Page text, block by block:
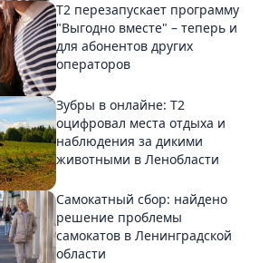
Т2 перезапускает программу
"Выгодно вместе" – теперь и
для абонентов других
операторов
Зубры в онлайне: Т2
оцифровал места отдыха и
наблюдения за дикими
животными в Ленобласти
Самокатный сбор: найдено
решение проблемы
самокатов в Ленинградской
области